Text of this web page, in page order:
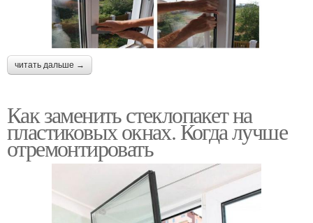
читать дальше →
Как заменить стеклопакет на
пластиковых окнах. Когда лучше
отремонтировать